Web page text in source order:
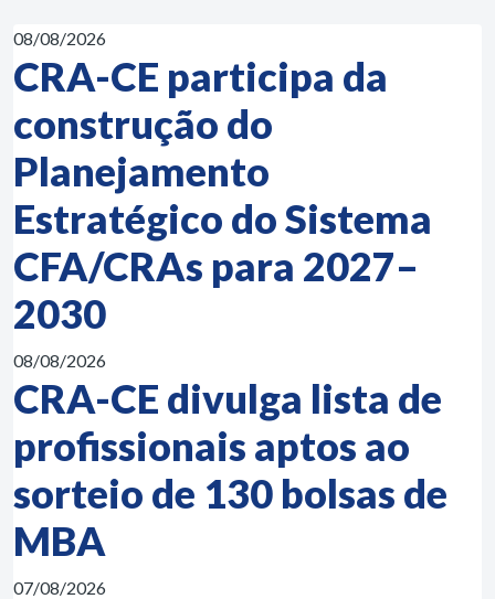
08/08/2026
CRA-CE participa da
construção do
Planejamento
Estratégico do Sistema
CFA/CRAs para 2027–
2030
08/08/2026
CRA-CE divulga lista de
profissionais aptos ao
sorteio de 130 bolsas de
MBA
07/08/2026